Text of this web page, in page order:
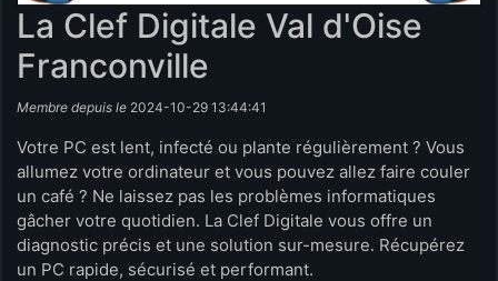
La Clef Digitale Val d'Oise
Franconville
Membre depuis le 2024-10-29 13:44:41
Votre PC est lent, infecté ou plante régulièrement ? Vous
allumez votre ordinateur et vous pouvez allez faire couler
un café ? Ne laissez pas les problèmes informatiques
gâcher votre quotidien. La Clef Digitale vous offre un
diagnostic précis et une solution sur-mesure. Récupérez
un PC rapide, sécurisé et performant.